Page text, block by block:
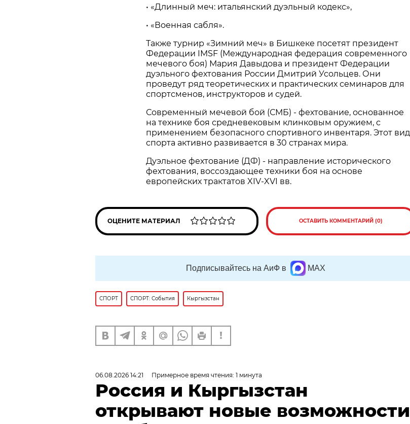
• «Длинный меч: итальянский дуэльный кодекс»,
• «Военная сабля».
Также турнир «Зимний меч» в Бишкеке посетят президент
Федерации IMSF (Международная федерация современного
мечевого боя) Мария Давыдова и президент Федерации
дуэльного фехтования России Дмитрий Усольцев. Они
проведут ряд теоретических и практических семинаров для
спортсменов, инструкторов и судей.
Современный мечевой бой (СМБ) - фехтование, основанное
на технике боя средневековым клинковым оружием, с
применением безопасного спортивного инвентаря. Этот вид
спорта активно развивается в 30 странах мира.
Дуэльное фехтование (ДФ) - направление исторического
фехтования, воссоздающее техники боя на основе
европейских трактатов XIV-XVI вв.
ОЦЕНИТЕ МАТЕРИАЛ ОСТАВИТЬ КОММЕНТАРИЙ (0)
Подписывайтесь на АиФ в MAX
СПОРТ СПОРТ: События Кыргызстан
06.08.2026 14:21 Примерное время чтения: 1 минута
Россия и Кыргызстан
открывают новые возможности